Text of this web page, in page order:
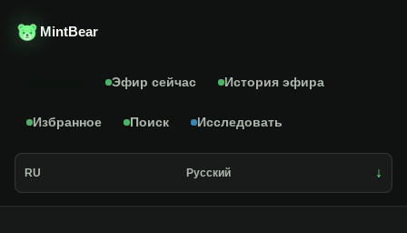
MintBear
Эфир сейчас История эфира
Избранное Поиск Исследовать
RU Русский